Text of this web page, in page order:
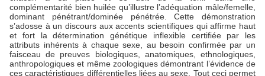
complémentarité bien huilée qu’illustre l’adéquation mâle/femelle,
dominant pénétrant/dominée pénétrée. Cette démonstration
s’adosse à un discours aux accents scientifiques qui affirme haut
et fort la détermination génétique inflexible certifiée par les
attributs inhérents à chaque sexe, au besoin confirmée par un
faisceau de preuves biologiques, anatomiques, ethnologiques,
anthropologiques et même zoologiques démontrant l’évidence de
ces caractéristiques différentielles liées au sexe. Tout ceci permet